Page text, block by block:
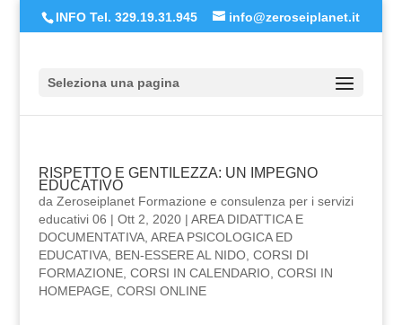
INFO Tel. 329.19.31.945 info@zeroseiplanet.it
Seleziona una pagina
RISPETTO E GENTILEZZA: UN IMPEGNO
EDUCATIVO
da Zeroseiplanet Formazione e consulenza per i servizi
educativi 06 | Ott 2, 2020| AREA DIDATTICA E
DOCUMENTATIVA, AREA PSICOLOGICA ED
EDUCATIVA, BEN-ESSERE AL NIDO, CORSI DI
FORMAZIONE, CORSI IN CALENDARIO, CORSI IN
HOMEPAGE, CORSI ONLINE